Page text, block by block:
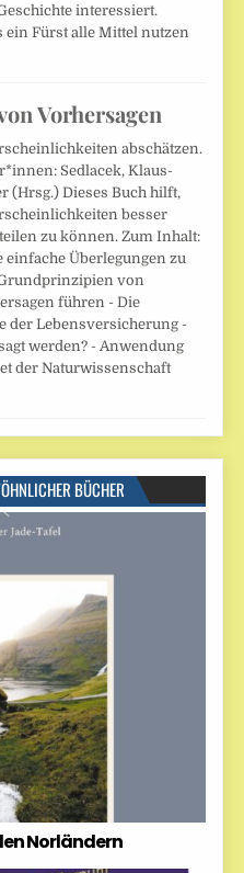
interessiert.
ein Fürst alle Mittel nutzen
Vorhersagen
abschätzen.
Sedlacek, Klaus-
(Hrsg.) Dieses Buch hilft,
besser
zu können. Zum Inhalt:
einfache Überlegungen zu
von
führen - Die
der Lebens­versicherung -
werden? - Anwendung
der Naturwissenschaft
BÜCHER
Norländern